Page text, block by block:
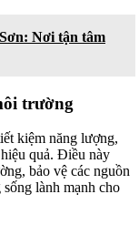
Nơi tận tâm
trường
kiệm năng lượng,
quả. Điều này
bảo vệ các nguồn
lành mạnh cho